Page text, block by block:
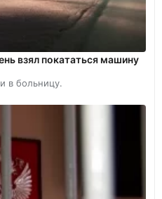
взял покататься машину
в больницу.